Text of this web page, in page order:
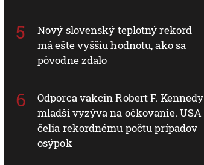
Nový slovenský teplotný rekord
má ešte vyššiu hodnotu, ako sa
pôvodne zdalo
Odporca vakcín Robert F. Kennedy
mladší vyzýva na očkovanie. USA
čelia rekordnému počtu prípadov
osýpok